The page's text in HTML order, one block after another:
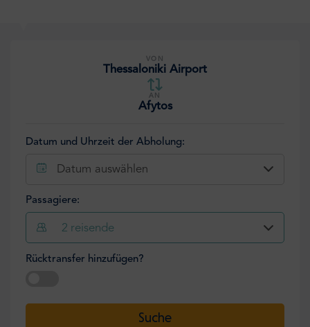
VON
Thessaloniki Airport
AN
Afytos
Datum und Uhrzeit der Abholung:
Datum auswählen
Passagiere:
2 reisende
Rücktransfer hinzufügen?
Suche